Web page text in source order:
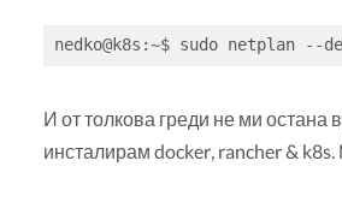
nedko@k8s:~$ sudo netplan --
И от толкова греди не ми остана
инсталирам docker, rancher &